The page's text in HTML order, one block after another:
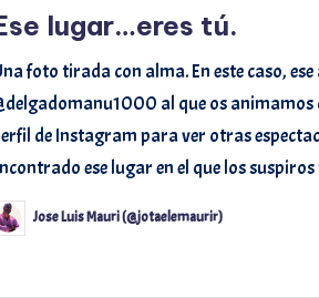
lugar…eres tú.
foto tirada con alma. En este caso,
al que os animamos
de Instagram para ver otras
ese lugar en el que los
Jose Luis Mauri (@jotaelemaurir)